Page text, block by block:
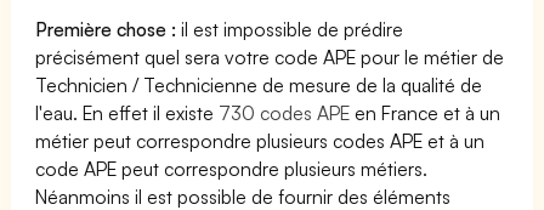
Première chose : il est impossible de prédire
précisément quel sera votre code APE pour le métier de
Technicien / Technicienne de mesure de la qualité de
l'eau. En effet il existe 730 codes APE en France et à un
métier peut correspondre plusieurs codes APE et à un
code APE peut correspondre plusieurs métiers.
Néanmoins il est possible de fournir des éléments